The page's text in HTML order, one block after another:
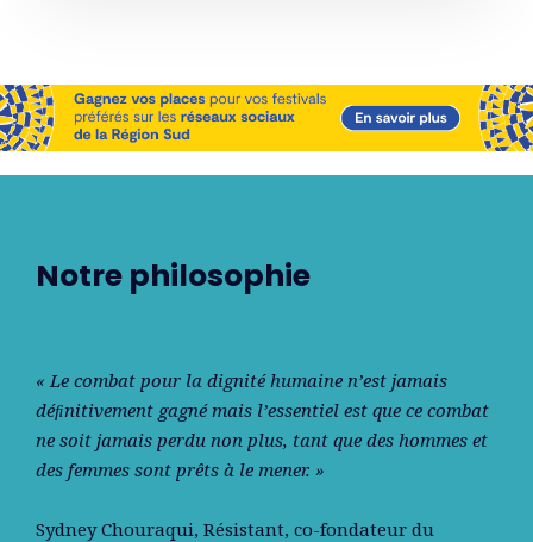
Notre philosophie
« Le combat pour la dignité humaine n’est jamais
déﬁnitivement gagné mais l’essentiel est que ce combat
ne soit jamais perdu non plus, tant que des hommes et
des femmes sont prêts à le mener. »
Sydney Chouraqui, Résistant, co-fondateur du